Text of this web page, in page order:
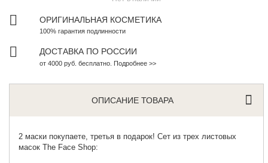
ОРИГИНАЛЬНАЯ КОСМЕТИКА
100% гарантия подлинности
ДОСТАВКА ПО РОССИИ
от 4000 руб. бесплатно. Подробнее >>
ОПИСАНИЕ ТОВАРА
2 маски покупаете, третья в подарок! Сет из трех листовых
масок The Face Shop: